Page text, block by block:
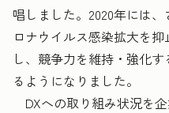
唱しました。2020年には
ロナウイルス感染拡大を
し、競争力を維持・強化
るようになりました。
DXへの取り組み状況を